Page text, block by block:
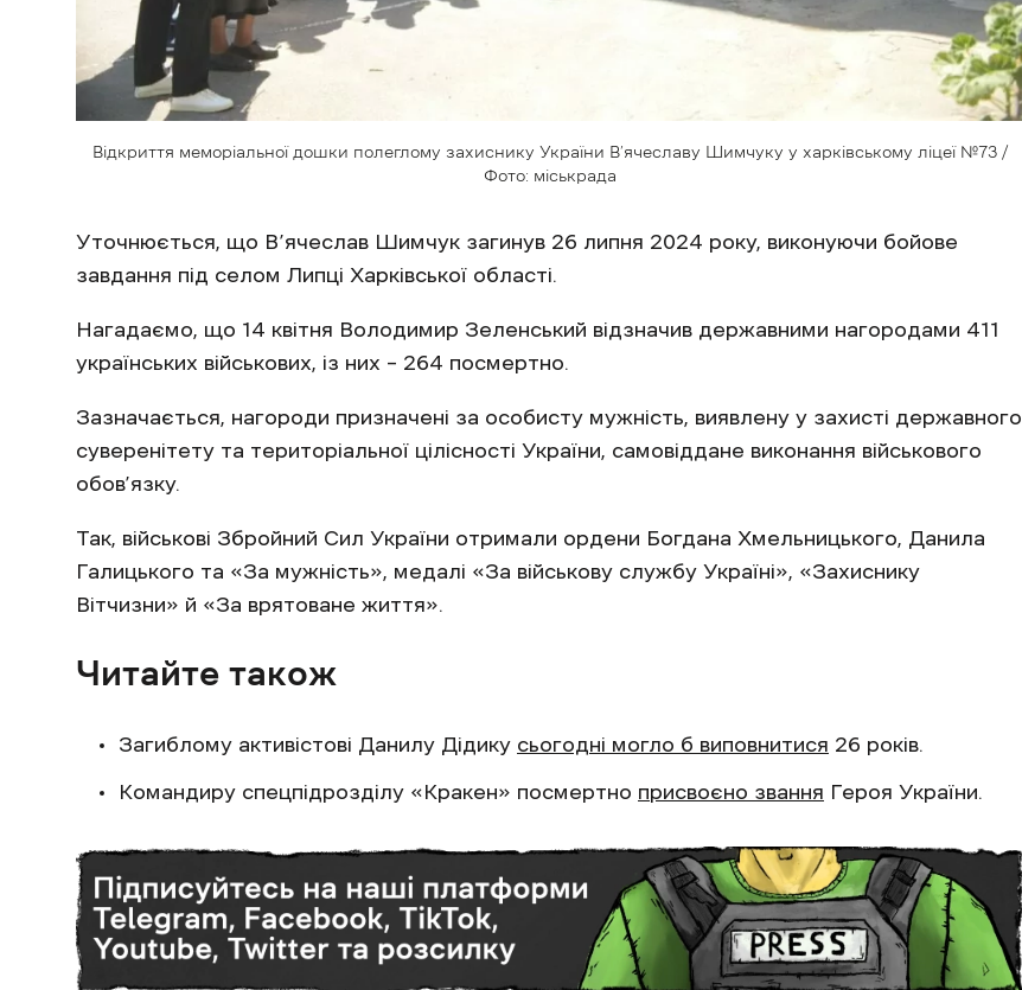
Відкриття меморіальної дошки полеглому захиснику України В’ячеславу Шимчуку у харківському ліцеї №73 /
Фото: міськрада
Уточнюється, що В’ячеслав Шимчук загинув 26 липня 2024 року, виконуючи бойове
завдання під селом Липці Харківської області.
Нагадаємо, що 14 квітня Володимир Зеленський відзначив державними нагородами 411
українських військових, із них – 264 посмертно.
Зазначається, нагороди призначені за особисту мужність, виявлену у захисті державного
суверенітету та територіальної цілісності України, самовіддане виконання військового
обов’язку.
Так, військові Збройний Сил України отримали ордени Богдана Хмельницького, Данила
Галицького та «За мужність», медалі «За військову службу Україні», «Захиснику
Вітчизни» й «За врятоване життя».
Читайте також
Загиблому активістові Данилу Дідику сьогодні могло б виповнитися 26 років.
Командиру спецпідрозділу «Кракен» посмертно присвоєно звання Героя України.